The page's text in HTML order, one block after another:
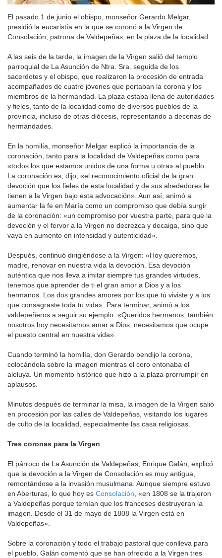
El pasado 1 de junio el obispo, monseñor Gerardo Melgar,
presidió la eucaristía en la que se coronó a la Virgen de
Consolación, patrona de Valdepeñas, en la plaza de la localidad.
A las seis de la tarde, la imagen de la Virgen salió del templo
parroquial de La Asunción de Ntra. Sra. seguida de los
sacerdotes y el obispo, que realizaron la procesión de entrada
acompañados de cuatro jóvenes que portaban la corona y los
miembros de la hermandad. La plaza estaba llena de autoridades
y fieles, tanto de la localidad como de diversos pueblos de la
provincia, incluso de otras diócesis, representando a decenas de
hermandades.
En la homilía, monseñor Melgar explicó la importancia de la
coronación, tanto para la localidad de Valdepeñas como para
«todos los que estamos unidos de una forma u otra» al pueblo.
La coronación es, dijo, «el reconocimiento oficial de la gran
devoción que los fieles de esta localidad y de sus alrededores le
tienen a la Virgen bajo esta advocación». Aun así, animó a
aumentar la fe en María como un compromiso que debía surgir
de la coronación: «un compromiso por vuestra parte, para que la
devoción y el fervor a la Virgen no decrezca y decaiga, sino que
vaya en aumento en intensidad y autenticidad».
Después, continuó dirigiéndose a la Virgen: «Hoy queremos,
madre, renovar en nuestra vida la devoción. Esa devoción
auténtica que nos lleva a imitar siempre tus grandes virtudes,
tenemos que aprender de ti el gran amor a Dios y a los
hermanos. Los dos grandes amores por los que tú viviste y a los
que consagraste toda tu vida». Para terminar, animó a los
valdepeñeros a seguir su ejemplo: «Queridos hermanos, también
nosotros hoy necesitamos amar a Dios, necesitamos que ocupe
el puesto central en nuestra vida».
Cuando terminó la homilía, don Gerardo bendijo la corona,
colocándola sobre la imagen mientras el coro entonaba el
aleluya. Un momento histórico que hizo a la plaza prorrumpir en
aplausos.
Minutos después de terminar la misa, la imagen de la Virgen salió
en procesión por las calles de Valdepeñas, visitando los lugares
de culto de la localidad, especialmente las casa religiosas.
Tres coronas para la Virgen
El párroco de La Asunción de Valdepeñas, Enrique Galán, explicó
que la devoción a la Virgen de Consolación es muy antigua,
remontándose a la invasión musulmana. Aunque siempre estuvo
en Aberturas, lo que hoy es Consolación , «en 1808 se la trajeron
a Valdepeñas porque temían que los franceses destruyeran la
imagen. Desde el 31 de mayo de 1808 la Virgen está en
Valdepeñas».
Sobre la coronación y todo el trabajo pastoral que conlleva para
el pueblo, Galán comentó que se han ofrecido a la Virgen tres